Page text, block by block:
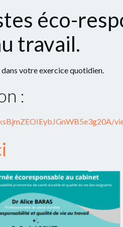
éco-
travail.
dans votre exercice quotidien.
: